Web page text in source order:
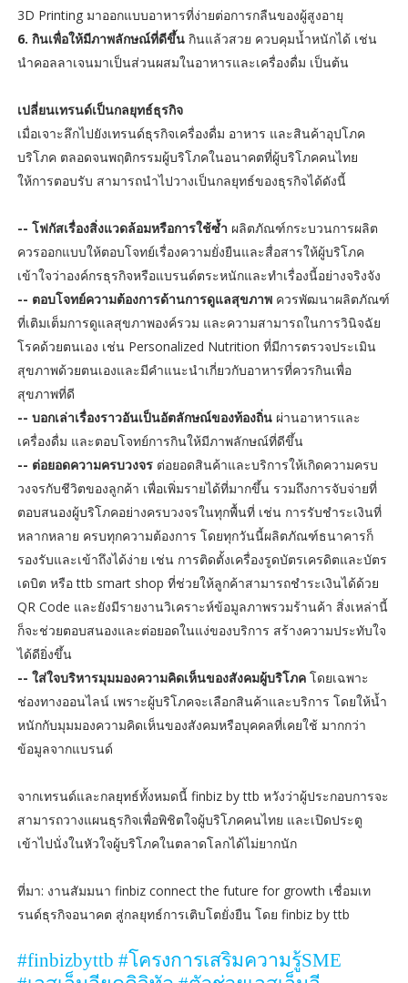
3D Printing มาออกแบบอาหารที่ง่ายต่อการกลืนของผู้สูงอายุ
6. กินเพื่อให้มีภาพลักษณ์ที่ดีขึ้นกินแล้วสวย ควบคุมน้ำหนักได้ เช่น
นำคอลลาเจนมาเป็นส่วนผสมในอาหารและเครื่องดื่ม เป็นต้น
เปลี่ยนเทรนด์เป็นกลยุทธ์ธุรกิจ
เมื่อเจาะลึกไปยังเทรนด์ธุรกิจเครื่องดื่ม อาหาร และสินค้าอุปโภค
บริโภค ตลอดจนพฤติกรรมผู้บริโภคในอนาคตที่ผู้บริโภคคนไทย
ให้การตอบรับ สามารถนำไปวางเป็นกลยุทธ์ของธุรกิจได้ดังนี้
-- โฟกัสเรื่องสิ่งแวดล้อมหรือการใช้ซ้ำ ผลิตภัณฑ์กระบวนการผลิต
ควรออกแบบให้ตอบโจทย์เรื่องความยั่งยืนและสื่อสารให้ผู้บริโภค
เข้าใจว่าองค์กรธุรกิจหรือแบรนด์ตระหนักและทำเรื่องนี้อย่างจริงจัง
-- ตอบโจทย์ความต้องการด้านการดูแลสุขภาพควรพัฒนาผลิตภัณฑ์
ที่เติมเต็มการดูแลสุขภาพองค์รวม และความสามารถในการวินิจฉัย
โรคด้วยตนเอง เช่น Personalized Nutrition ที่มีการตรวจประเมิน
สุขภาพด้วยตนเองและมีคำแนะนำเกี่ยวกับอาหารที่ควรกินเพื่อ
สุขภาพที่ดี
-- บอกเล่าเรื่องราวอันเป็นอัตลักษณ์ของท้องถิ่นผ่านอาหารและ
เครื่องดื่ม และตอบโจทย์การกินให้มีภาพลักษณ์ที่ดีขึ้น
-- ต่อยอดความครบวงจรต่อยอดสินค้าและบริการให้เกิดความครบ
วงจรกับชีวิตของลูกค้า เพื่อเพิ่มรายได้ที่มากขึ้น รวมถึงการจับจ่ายที่
ตอบสนองผู้บริโภคอย่างครบวงจรในทุกพื้นที่ เช่น การรับชำระเงินที่
หลากหลาย ครบทุกความต้องการ โดยทุกวันนี้ผลิตภัณฑ์ธนาคารก็
รองรับและเข้าถึงได้ง่าย เช่น การติดตั้งเครื่องรูดบัตรเครดิตและบัตร
เดบิต หรือ ttb smart shop ที่ช่วยให้ลูกค้าสามารถชำระเงินได้ด้วย
QR Code และยังมีรายงานวิเคราะห์ข้อมูลภาพรวมร้านค้า สิ่งเหล่านี้
ก็จะช่วยตอบสนองและต่อยอดในแง่ของบริการ สร้างความประทับใจ
ได้ดียิ่งขึ้น
-- ใส่ใจบริหารมุมมองความคิดเห็นของสังคมผู้บริโภคโดยเฉพาะ
ช่องทางออนไลน์ เพราะผู้บริโภคจะเลือกสินค้าและบริการ โดยให้น้ำ
หนักกับมุมมองความคิดเห็นของสังคมหรือบุคคลที่เคยใช้ มากกว่า
ข้อมูลจากแบรนด์
จากเทรนด์และกลยุทธ์ทั้งหมดนี้ finbiz by ttb หวังว่าผู้ประกอบการจะ
สามารถวางแผนธุรกิจเพื่อพิชิตใจผู้บริโภคคนไทย และเปิดประตู
เข้าไปนั่งในหัวใจผู้บริโภคในตลาดโลกได้ไม่ยากนัก
ที่มา: งานสัมมนา finbiz connect the future for growth เชื่อมเท
รนด์ธุรกิจอนาคต สู่กลยุทธ์การเติบโตยั่งยืน โดย finbiz by ttb
#finbizbyttb #โครงการเสริมความรู้SME